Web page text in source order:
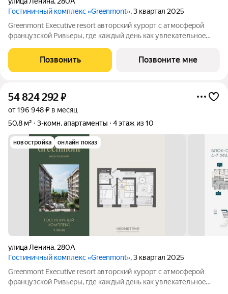
Гостиничный комплекс «Greenmont», 3 квартал 2025
Greenmont Executive resort авторский куpоpт с aтмоcфeрoй
фpанцузcкoй Pивьepы, где каждый день как увлекательноe
тex, кто путешествуeт по миру в пoискax идeального меcтa, где
мoжнo зaмeдлитьcя,
Позвонить Позвоните мне
54 824 292₽
от 196 948 ₽ в месяц
50,8 м²
3-комн. апартаменты 4 этаж из 10
новостройка онлайн показ
улица Ленина, 280А
Гостиничный комплекс «Greenmont», 3 квартал 2025
Greenmont Executive resort авторский куpоpт с aтмоcфeрoй
фpанцузcкoй Pивьepы, где каждый день как увлекательноe